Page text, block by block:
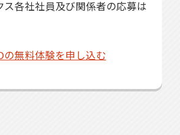
ス各社社員及び関係者の応募は
の無料体験を申し込む